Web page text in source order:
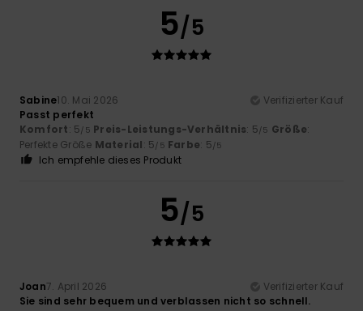
5/5
Sabine10. Mai 2026
Verifizierter Kauf
Passt perfekt
Komfort: 5/5 Preis-Leistungs-Verhältnis: 5/5 Größe:
Perfekte Größe Material: 5/5 Farbe: 5/5
Ich empfehle dieses Produkt
5/5
Joan7. April 2026
Verifizierter Kauf
Sie sind sehr bequem und verblassen nicht so schnell.